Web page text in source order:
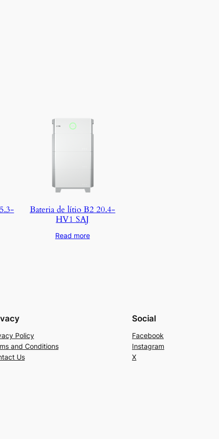
Bateria de lítio B2 20.4-
HV1 SAJ
Read more
Policy
and Conditions
Us
Social
Facebook
Instagram
X